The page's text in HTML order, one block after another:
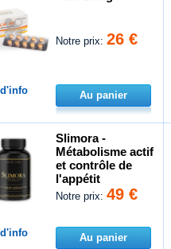
Notre prix:26 €
Au panier
Slimora -
Métabolisme actif
et contrôle de
l'appétit
Notre prix:49 €
Au panier